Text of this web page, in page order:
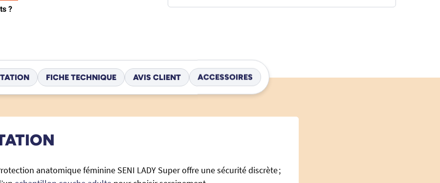
FICHE TECHNIQUE AVIS CLIENT ACCESSOIRES
anatomique féminine SENI LADY Super offre une sécurité discrète ;